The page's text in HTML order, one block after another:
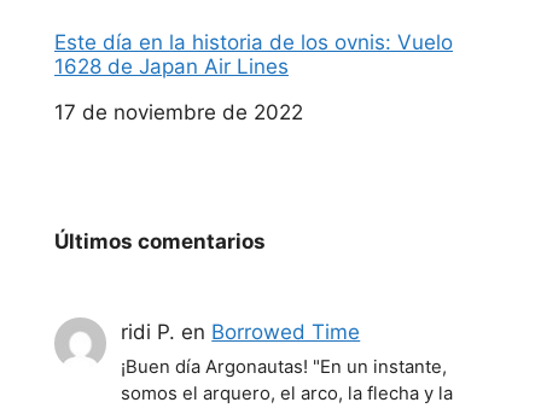
Este día en la historia de los ovnis: Vuelo
1628 de Japan Air Lines
Fecha
17 de noviembre de 2022
Últimos comentarios
ridi P. en Borrowed Time
¡Buen día Argonautas! "En un instante,
somos el arquero, el arco, la flecha y la